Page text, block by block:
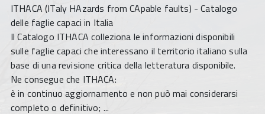
ITHACA (ITaly HAzards from CApable faults) - Catalogo
delle faglie capaci in Italia
Il Catalogo ITHACA colleziona le informazioni disponibili
sulle faglie capaci che interessano il territorio italiano sulla
base di una revisione critica della letteratura disponibile.
Ne consegue che ITHACA:
è in continuo aggiornamento e non può mai considerarsi
completo o definitivo; ...